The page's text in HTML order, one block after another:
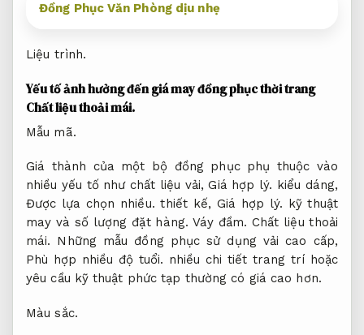
Đồng Phục Văn Phòng dịu nhẹ
Liệu trình.
Yếu tố ảnh hưởng đến giá may đồng phục thời trang
Chất liệu thoải mái.
Mẫu mã.
Giá thành của một bộ đồng phục phụ thuộc vào
nhiều yếu tố như chất liệu vải,Giá hợp lý. kiểu dáng,
Được lựa chọn nhiều. thiết kế, Giá hợp lý. kỹ thuật
may và số lượng đặt hàng. Váy đầm. Chất liệu thoải
mái. Những mẫu đồng phục sử dụng vải cao cấp,
Phù hợp nhiều độ tuổi. nhiều chi tiết trang trí hoặc
yêu cầu kỹ thuật phức tạp thường có giá cao hơn.
Màu sắc.